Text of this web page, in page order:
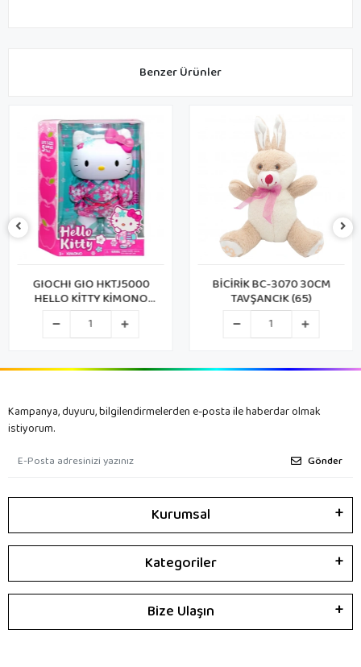
Benzer Ürünler
GIOCHI GIO HKTJ5000
HELLO KİTTY KİMONO
FİGÜR 30CM 25841
BİCİRİK BC-3070 30CM
TAVŞANCIK (65)
Kampanya, duyuru, bilgilendirmelerden e-posta ile haberdar olmak
istiyorum.
Gönder
Kurumsal
Kategoriler
Bize Ulaşın